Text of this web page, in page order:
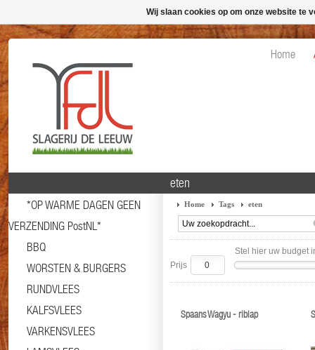
Home
*OP WARME DAGEN GEEN
VERZENDING PostNL*
BBQ
WORSTEN & BURGERS
RUNDVLEES
KALFSVLEES
VARKENSVLEES
eten
Home Tags eten
Stel hier uw budget
Prijs
Spaans Wagyu - riblap
Wij slaan cookies op om onze website te